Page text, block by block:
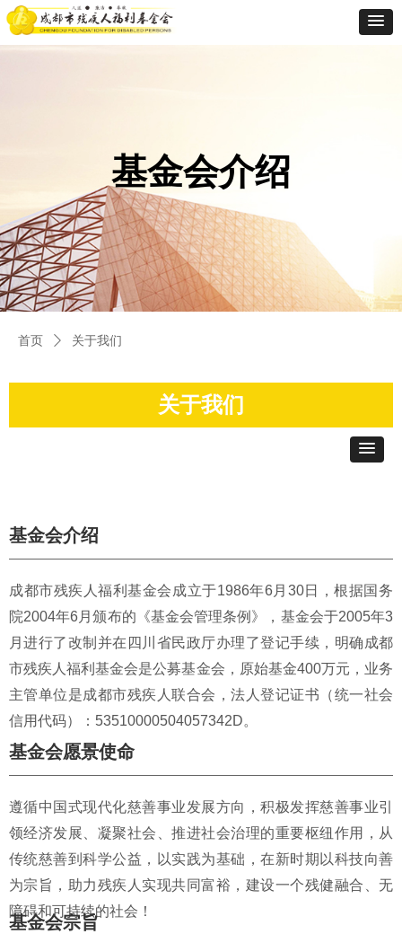
基金会介绍
首页 ꄲ 关于我们
基金会介绍
成都市残疾人福利基金会成立于1986年6月30日，根据国务
院2004年6月颁布的《基金会管理条例》，基金会于2005年3
月进行了改制并在四川省民政厅办理了登记手续，明确成都
市残疾人福利基金会是公募基金会，原始基金400万元，业务
主管单位是成都市残疾人联合会，法人登记证书（统一社会
信用代码）：53510000504057342D。
基金会愿景使命
遵循中国式现代化慈善事业发展方向，积极发挥慈善事业引
领经济发展、凝聚社会、推进社会治理的重要枢纽作用，从
传统慈善到科学公益，以实践为基础，在新时期以科技向善
为宗旨，助力残疾人实现共同富裕，建设一个残健融合、无
障碍和可持续的社会！
基金会宗旨
关于我们